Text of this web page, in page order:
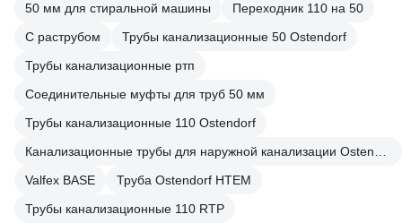
50 мм для стиральной машины
Переходник 110 на 50
С раструбом
Трубы канализационные 50 Ostendorf
Трубы канализационные ртп
Соединительные муфты для труб 50 мм
Трубы канализационные 110 Ostendorf
Valfex BASE
Труба Ostendorf HTEM
Трубы канализационные 110 RTP